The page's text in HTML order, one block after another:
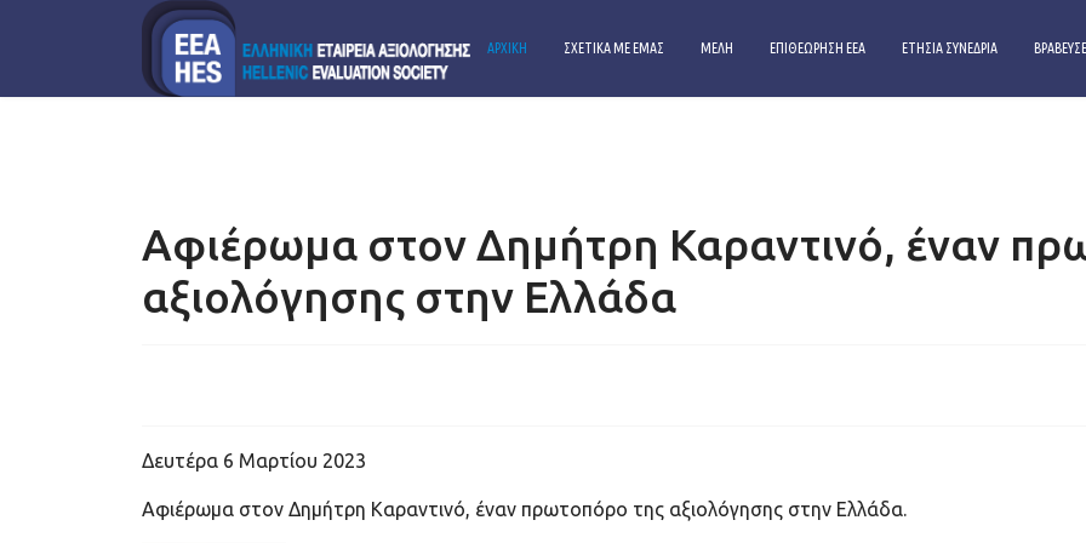
ΑΡΧΙΚΗ ΣΧΕΤΙΚΑ ΜΕ ΕΜΑΣ ΜΕΛΗ ΕΠΙΘΕΩΡΗΣΗ ΕΕΑ ΕΤΗΣΙΑ ΣΥΝΕΔΡΙΑ
Αφιέρωμα στον Δημήτρη Καραντινό, έναν
αξιολόγησης στην Ελλάδα
Δευτέρα 6 Μαρτίου 2023
Αφιέρωμα στον Δημήτρη Καραντινό, έναν πρωτοπόρο της αξιολόγησης στην Ελλάδα.